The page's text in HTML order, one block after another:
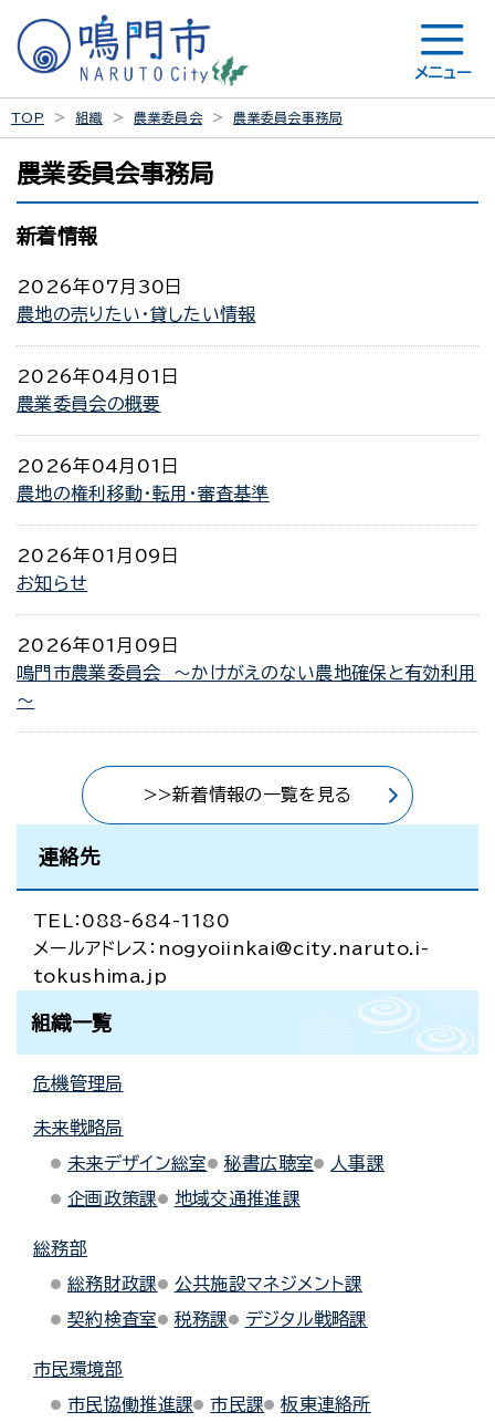
メニュー
TOP 組織 農業委員会 農業委員会事務局
農業委員会事務局
新着情報
2026年07月30日
農地の売りたい・貸したい情報
2026年04月01日
農業委員会の概要
2026年04月01日
農地の権利移動・転用・審査基準
2026年01月09日
お知らせ
2026年01月09日
鳴門市農業委員会 ～かけがえのない農地確保と有効利用
～
>>新着情報の一覧を見る
連絡先
TEL：088-684-1180
メールアドレス：nogyoiinkai@city.naruto.i-
tokushima.jp
組織一覧
危機管理局
未来戦略局
未来デザイン総室
秘書広聴室
人事課
企画政策課
地域交通推進課
総務部
総務財政課
公共施設マネジメント課
契約検査室
税務課 デジタル戦略課
市民環境部
市民協働推進課
市民課
板東連絡所